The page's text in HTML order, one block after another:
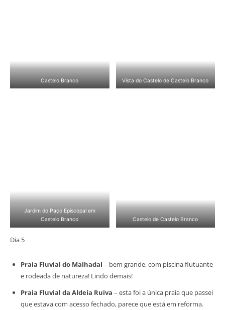
Castelo Branco Vista do Castelo de Castelo Branco
Jardim do Paço Episcopal em
Castelo Branco
Castelo de Castelo Branco
Dia 5
Praia Fluvial do Malhadal – bem grande, com piscina flutuante
e rodeada de natureza! Lindo demais!
Praia Fluvial da Aldeia Ruiva – esta foi a única praia que passei
que estava com acesso fechado, parece que está em reforma.